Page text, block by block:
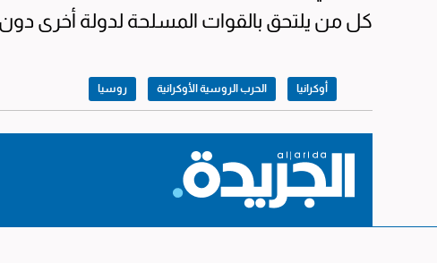
كل من يلتحق بالقوات المسلحة لدولة أخرى
أوكرانيا الحرب الروسية الأوكرانية روسيا